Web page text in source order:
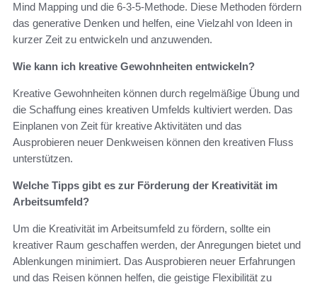
Mind Mapping und die 6-3-5-Methode. Diese Methoden fördern
das generative Denken und helfen, eine Vielzahl von Ideen in
kurzer Zeit zu entwickeln und anzuwenden.
Wie kann ich kreative Gewohnheiten entwickeln?
Kreative Gewohnheiten können durch regelmäßige Übung und
die Schaffung eines kreativen Umfelds kultiviert werden. Das
Einplanen von Zeit für kreative Aktivitäten und das
Ausprobieren neuer Denkweisen können den kreativen Fluss
unterstützen.
Welche Tipps gibt es zur Förderung der Kreativität im
Arbeitsumfeld?
Um die Kreativität im Arbeitsumfeld zu fördern, sollte ein
kreativer Raum geschaffen werden, der Anregungen bietet und
Ablenkungen minimiert. Das Ausprobieren neuer Erfahrungen
und das Reisen können helfen, die geistige Flexibilität zu